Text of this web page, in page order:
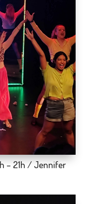
– 21h / Jennifer